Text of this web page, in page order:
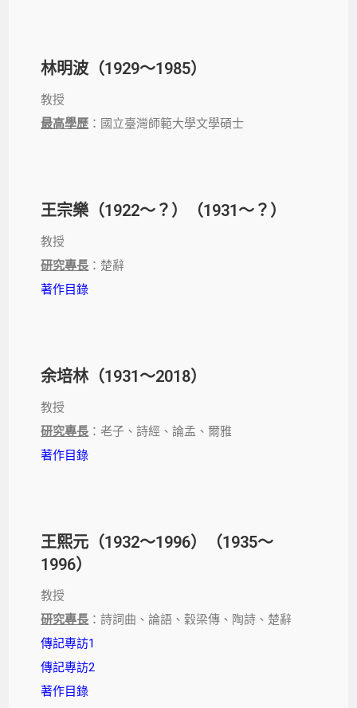
林明波（1929～1985）
教授
最高學歷 ：國立臺灣師範大學文學碩士
王宗樂（1922～？）（1931～？）
教授
研究專長 ：楚辭
著作目錄
余培林（1931～2018）
教授
研究專長 ：老子、詩經、論孟、爾雅
著作目錄
王熙元（1932～1996）（1935～
1996）
教授
研究專長 ：詩詞曲、論語、穀梁傳、陶詩、楚辭
傳記專訪1
傳記專訪2
著作目錄